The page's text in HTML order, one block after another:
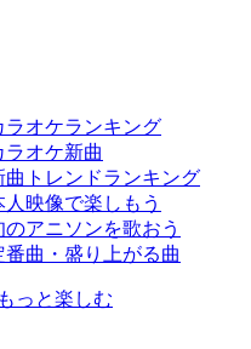
ラオケランキング
ラオケ新曲
曲トレンドランキング
人映像で楽しもう
のアニソンを歌おう
番曲・盛り上がる曲
っと楽しむ